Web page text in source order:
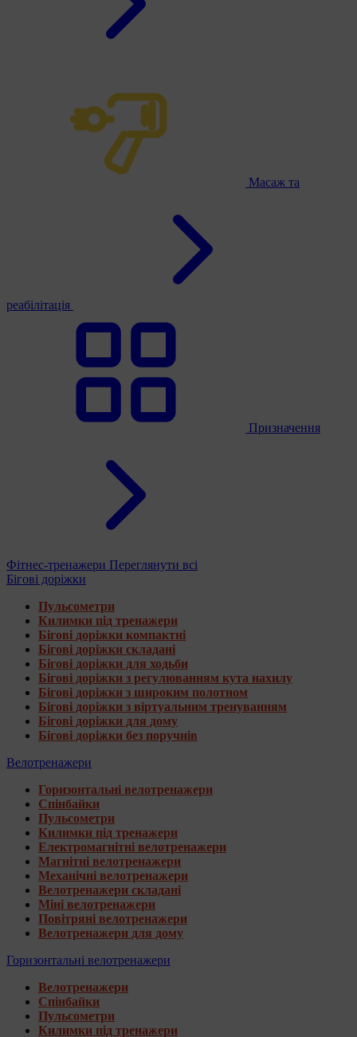
Масаж та
реабілітація
Призначення
Фітнес-тренажери Переглянути всі
Бігові доріжки
Пульсометри
Килимки під тренажери
Бігові доріжки компактні
Бігові доріжки складані
Бігові доріжки для ходьби
Бігові доріжки з регулюванням кута нахилу
Бігові доріжки з широким полотном
Бігові доріжки з віртуальним тренуванням
Бігові доріжки для дому
Бігові доріжки без поручнів
Велотренажери
Горизонтальні велотренажери
Спінбайки
Пульсометри
Килимки під тренажери
Електромагнітні велотренажери
Магнітні велотренажери
Механічні велотренажери
Велотренажери складані
Міні велотренажери
Повітряні велотренажери
Велотренажери для дому
Горизонтальні велотренажери
Велотренажери
Спінбайки
Пульсометри
Килимки під тренажери